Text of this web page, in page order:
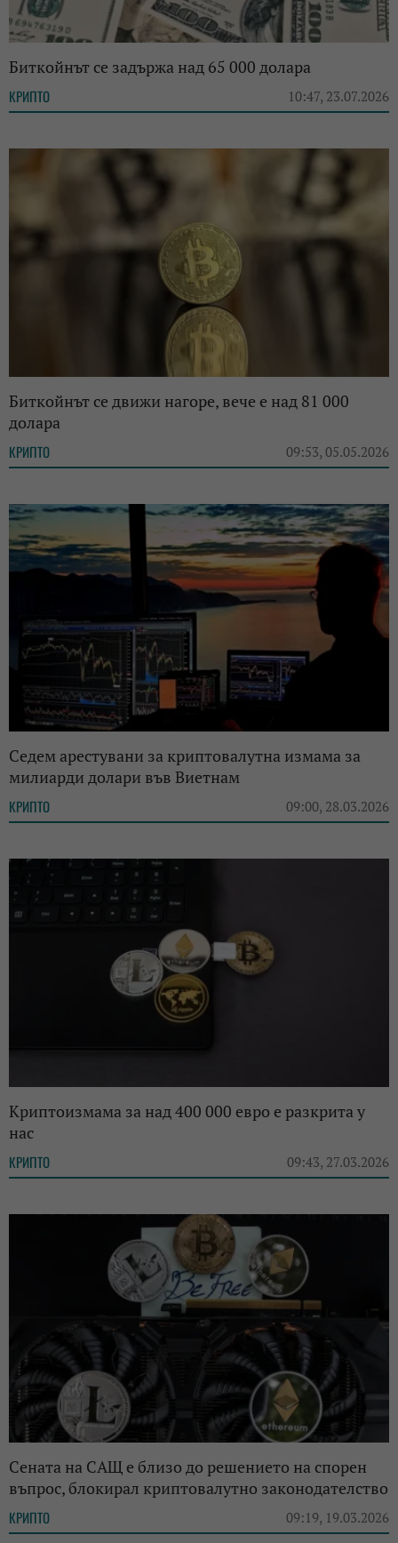
Биткойнът се задържа над 65 000 долара
КРИПТО 10:47, 23.07.2026
Биткойнът се движи нагоре, вече е над 81 000
долара
КРИПТО 09:53, 05.05.2026
Седем арестувани за криптовалутна измама за
милиарди долари във Виетнам
КРИПТО 09:00, 28.03.2026
Криптоизмама за над 400 000 евро е разкрита у
нас
КРИПТО 09:43, 27.03.2026
Сената на САЩ е близо до решението на спорен
въпрос, блокирал криптовалутно законодателство
КРИПТО 09:19, 19.03.2026